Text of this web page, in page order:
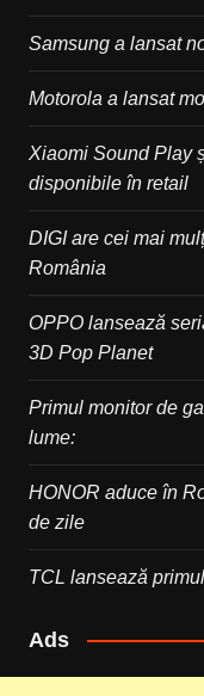
Samsung a lansat
Motorola a lansat
Xiaomi Sound Play
disponibile în retail
DIGI are cei mai
România
OPPO lansează
3D Pop Planet
Primul monitor de
lume:
HONOR aduce în
de zile
TCL lansează
Ads